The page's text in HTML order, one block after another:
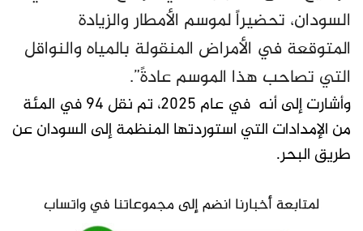
السودان، تحضيراً لموسم الأمطار والزيادة
المتوقعة في الأمراض المنقولة بالمياه والنواقل
التي تصاحب هذا الموسم عادةً”.
وأشارت إلى أنه في عام 2025، تم نقل 94 في المئة
من الإمدادات التي استوردتها المنظمة إلى السودان عن
طريق البحر.